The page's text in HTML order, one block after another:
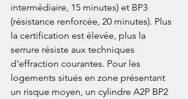
intermédiaire, 15 minutes) et BP3
(résistance renforcée, 20 minutes). Plus
la certification est élevée, plus la
serrure résiste aux techniques
d'effraction courantes. Pour les
logements situés en zone présentant
un risque moyen, un cylindre A2P BP2